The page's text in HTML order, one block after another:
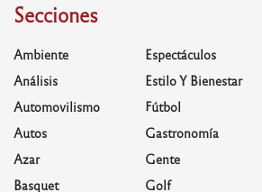
Secciones
Ambiente
Análisis
Automovilismo
Autos
Azar
Basquet
Espectáculos
Estilo Y Bienestar
Fútbol
Gastronomía
Gente
Golf